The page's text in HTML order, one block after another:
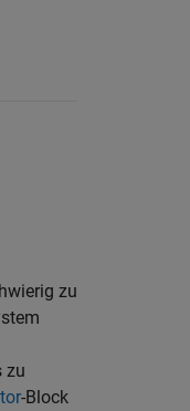
zu
zu
-Block